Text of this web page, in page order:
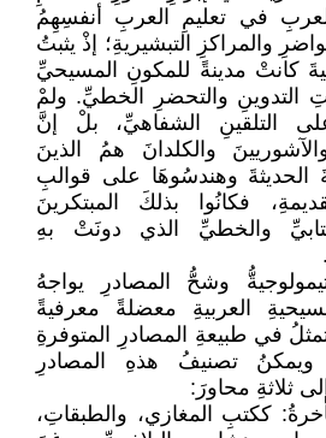
في تعليمِ العربِ أنفسِهِمُ
والمراكزِ التبشيريةِ؛ إذْ يثبتُ
كانتْ مدينةً للمكونِ المسيحيِّ
والتحضرِ الخطيِّ. ولمْ
التلقينِ الشفاهيِّ، بلْ إنَّ
والكلدانَ همُ الذينَ
الحديثةَ وهندسُوهَا على قوالبِ
فكانُوا بذلكَ المبتكرينَ
والخطيِّ الذي دونَتْ بهِ
وشحُّ المصادرِ يواجهُ
العربيةِ معضلةً معرفيةً
في طبيعةِ المصادرِ المتوفرةِ
ويمكنُ تصنيفُ هذهِ المصادرِ
ثلاثةِ محاورَ:
ككتبِ المغازي، والطبقاتِ،